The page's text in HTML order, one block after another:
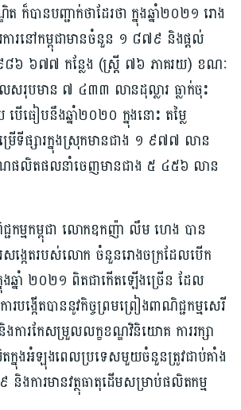
ត ក៏បានបញ្ជាក់ថាដែរថា ក្នុង​ឆ្នាំ​២០២១ រោង
រ​នៅ​កម្ពុជា​មាន​ចំនួន ១ ៨៧៩ និង​ផ្តល់
៨៦ ៦៧៧ ​កន្លែង (​ស្ត្រី ៧៦ ​ភាគរយ​) ខណៈ​
រុបមាន ៧ ៤៣៣ ​លាន​ដុល្លារ ធ្លាក់ចុះ​
ធៀប​នឹង​ឆ្នាំ​២០២០​ ក្នុងនោះ តម្លៃ​
ផ្សារ​ក្នុងស្រុក​មាន​ជាង ១ ៩៧៧ ​លាន​
ាណ​ផលិតផល​នាំចេញ​មាន​ជាង ៥ ៤៥៦ ​លាន​
កម្ម​កម្ពុជា ​លោកឧកញ៉ា លឹម ហេង បាន​
សង្កេត​របស់​លោក ​ចំនួន​រោងចក្រ​ដែល​បើក​
ង​ឆ្នាំ​ ២០២១ ពិតជា​កើតឡើង​ច្រើន ដែល​
បង្កើតបាន​នូវ​កិច្ចព្រមព្រៀង​ពាណិជ្ជកម្ម​សេរី​
ការកែសម្រួល​លក្ខខណ្ឌ​វិនិយោគ ការរក្សា
ក្នុងអំឡុងពេល​ប្រទេសមួយ​ចំនួន​ត្រូវ​ជាប់គាំង​
ងការ​មាន​វត្ថុធាតុដើម​សម្រាប់​ផលិតកម្ម​